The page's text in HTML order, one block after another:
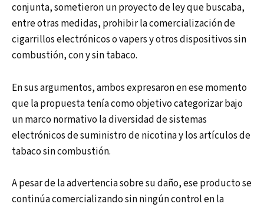
conjunta, sometieron un proyecto de ley que buscaba,
entre otras medidas, prohibir la comercialización de
cigarrillos electrónicos o vapers y otros dispositivos sin
combustión, con y sin tabaco.
En sus argumentos, ambos expresaron en ese momento
que la propuesta tenía como objetivo categorizar bajo
un marco normativo la diversidad de sistemas
electrónicos de suministro de nicotina y los artículos de
tabaco sin combustión.
A pesar de la advertencia sobre su daño, ese producto se
continúa comercializando sin ningún control en la